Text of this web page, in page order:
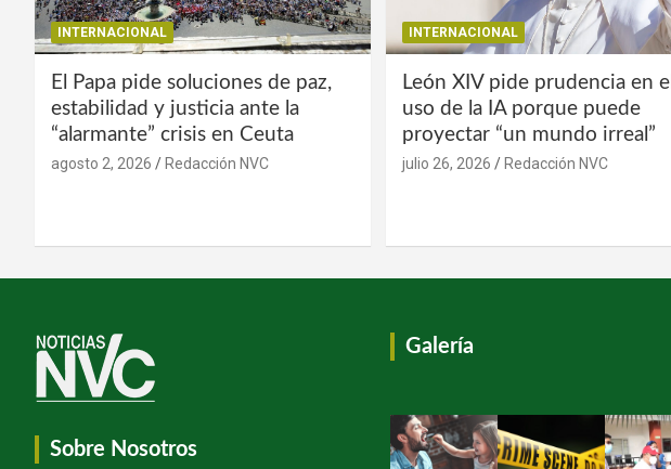
INTERNACIONAL
El Papa pide soluciones de paz,
estabilidad y justicia ante la
“alarmante” crisis en Ceuta
agosto 2, 2026 Redacción NVC
INTERNACIONAL
León XIV pide prudencia en el
uso de la IA porque puede
proyectar “un mundo irreal”
julio 26, 2026 Redacción NVC
Sobre Nosotros
Galería